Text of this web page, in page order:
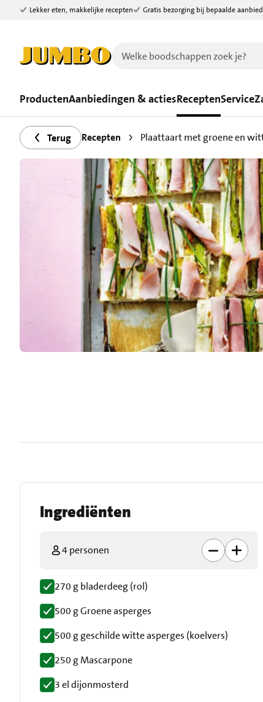
Ga naar zoeken
Ga naar hoofdinhoud
Lekker eten, makkelijke recepten Gratis bezorging bij bepaalde
ProductenAanbiedingen & actiesReceptenService
Terug Recepten Plaattaart met groene en
Ingrediënten
4 personen
270 g bladerdeeg (rol)
500 g Groene asperges
500 g geschilde witte asperges (koelvers)
250 g Mascarpone
3 el dijonmosterd